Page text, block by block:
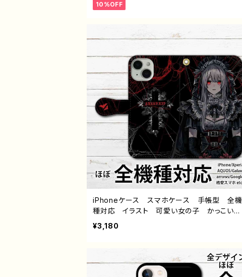
a Googlepixel Galaxy おすすめ 個性
イラストレーター 絵師 クリエイター オリジ
ナル デザイン グッズ タイトル：WEAKPOI
10%OFF
iPhoneケース スマホケース 手帳型 全機
種対応 イラスト 可愛い女の子 かっこいい
女子 おしゃれ服 エモい 病みかわいい メ
ンヘラ ヤンデレ iPhone15/14/13/12/11 A
Android アンドロイド ケース ゴシック
ドレス 白髪 銀髪 個性的 おすすめ 人
気 イラストレーター クリエイター 絵師
¥3,180